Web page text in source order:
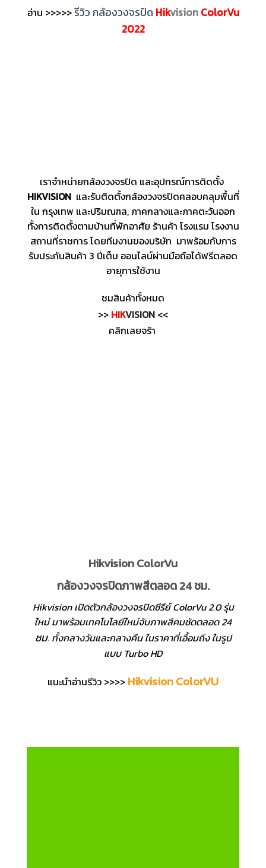
อ่าน >>>>>รีวิว กล้องวงจรปิด Hikvision ColorVu
2022
เราจำหน่ายกล้องวงจรปิด และอุปกรณ์การติดตั้ง
HIKVISIONและรับติดตั้งกล้องวงจรปิดคลอบคลุมพื้นที่
ใน กรุงเทพ และปริมณฑล, ภาคกลางและภาคตะวันออก
ทั้งการติดตั้งตามบ้านที่พักอาศัย ร้านค้า โรงแรม โรงงาน
สถานที่ราชการ โดยทีมงานของบริษัท มาพร้อมกับการ
รับประกันสินค้า 3 ปีเต็ม ออนไลน์ผ่านมือถือได้ฟรีตลอด
อายุการใช้งาน
ชมสินค้าทั้งหมด
>> HIKVISION <<
คลิกเลยจร้า
Hikvision ColorVu
กล้องวงจรปิดภาพสีตลอด 24 ชม.
Hikvision เปิดตัวกล้องวงจรปิดซีรีย์ ColorVu 2.0 รุ่น
ใหม่ มาพร้อมเทคโนโลยีใหม่จับภาพสีคมชัดตลอด 24
ชม. ทั้งกลางวันและกลางคืน ในราคาที่เอื้อมถึง ในรูป
แบบ Turbo HD
แนะนำอ่านรีวิว >>>> Hikvision ColorVU